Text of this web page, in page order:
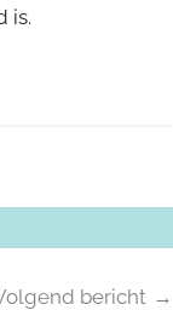
is.
bericht